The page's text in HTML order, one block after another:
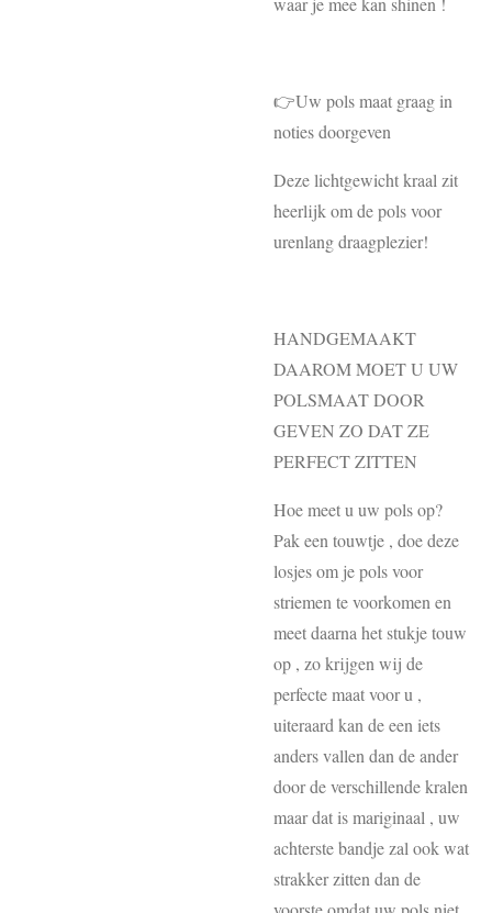
👉Uw pols maat graag in
noties doorgeven
Deze lichtgewicht kraal zit
heerlijk om de pols voor
urenlang draagplezier!
HANDGEMAAKT
DAAROM MOET U UW
POLSMAAT DOOR
GEVEN ZO DAT ZE
PERFECT ZITTEN
Hoe meet u uw pols op?
Pak een touwtje , doe deze
losjes om je pols voor
striemen te voorkomen en
meet daarna het stukje touw
op , zo krijgen wij de
perfecte maat voor u ,
uiteraard kan de een iets
anders vallen dan de ander
door de verschillende kralen
maar dat is mariginaal , uw
achterste bandje zal ook wat
strakker zitten dan de